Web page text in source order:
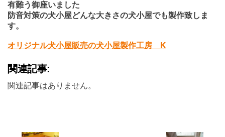
有難う御座いました
防音対策の犬小屋どんな大きさの犬小屋でも製作致しま
す。
オリジナル犬小屋販売の犬小屋製作工房 K
関連記事:
関連記事はありません。